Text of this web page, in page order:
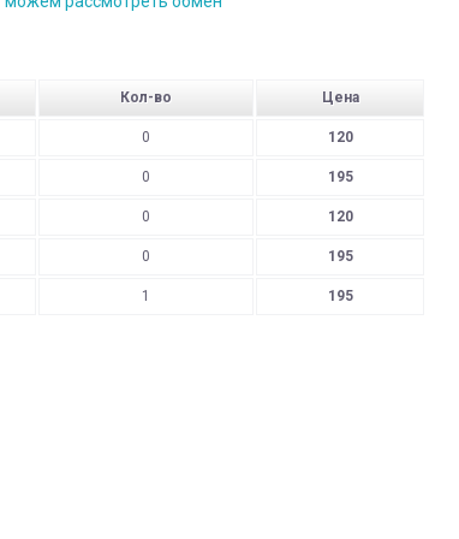
Кол-во Цена
0 120
0 195
0 120
0 195
1 195